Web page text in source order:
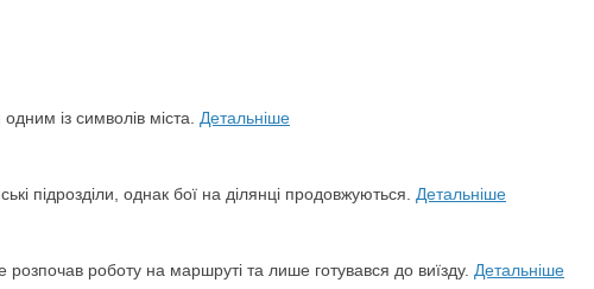
із символів міста. Детальніше
підрозділи, однак бої на ділянці продовжуються. Детальніше
роботу на маршруті та лише готувався до виїзду. Детальніше